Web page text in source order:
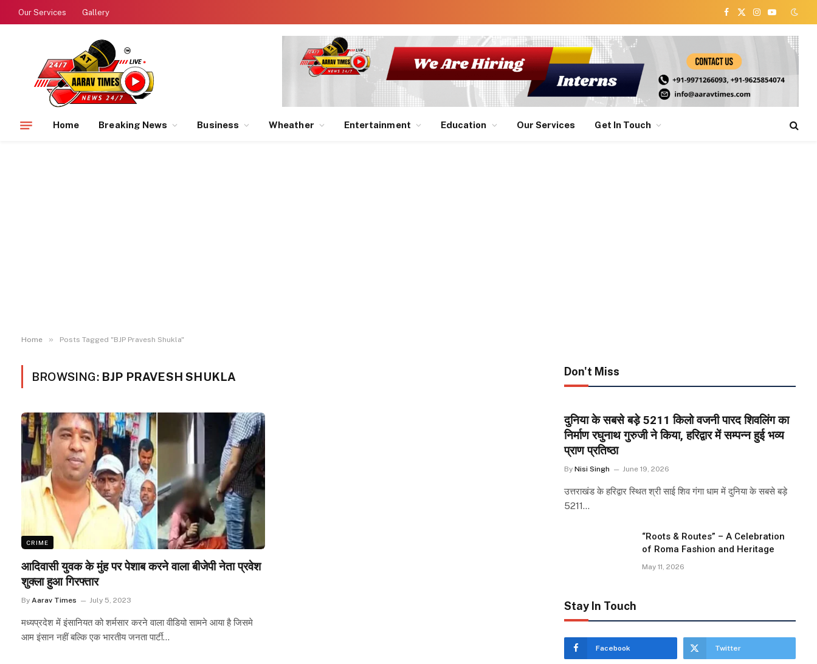
Our Services Gallery
Facebook
X
Instagram
YouTube
Home Breaking News Business Wheather Entertainment Education Our Services Get In Touch
Home » Posts Tagged "BJP Pravesh Shukla"
BROWSING: BJP PRAVESH SHUKLA
CRIME
आदिवासी युवक के मुंह पर पेशाब करने वाला बीजेपी नेता प्रवेश
शुक्ला हुआ गिरफ्तार
By Aarav Times July 5, 2023
मध्यप्रदेश में इंसानियत को शर्मसार करने वाला वीडियो सामने आया है जिसमे
आम इंसान नहीं बल्कि एक भारतीय जनता पार्टी…
Don't Miss
दुनिया के सबसे बड़े 5211 किलो वजनी पारद शिवलिंग का
निर्माण रघुनाथ गुरुजी ने किया, हरिद्वार में सम्पन्न हुई भव्य
प्राण प्रतिष्ठा
By Nisi Singh June 19, 2026
उत्तराखंड के हरिद्वार स्थित श्री साई शिव गंगा धाम में दुनिया के सबसे बड़े
5211…
“Roots & Routes” – A Celebration
of Roma Fashion and Heritage
May 11, 2026
Stay In Touch
Facebook Twitter